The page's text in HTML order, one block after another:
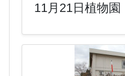
11月21日植物園